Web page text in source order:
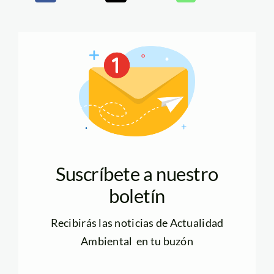
Suscríbete a nuestro
boletín
Recibirás las noticias de Actualidad
Ambiental en tu buzón